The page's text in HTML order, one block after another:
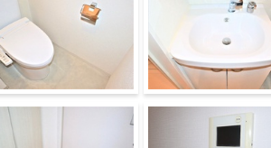
レ 洗面所